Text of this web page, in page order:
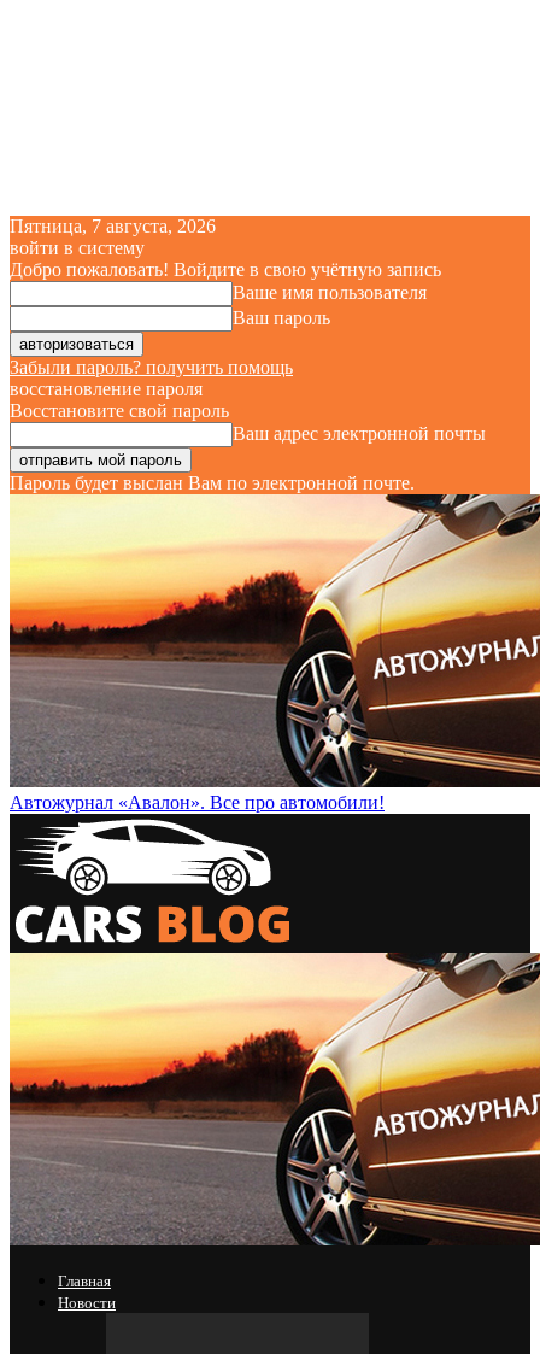
Пятница, 7 августа, 2026
войти в систему
Добро пожаловать! Войдите в свою учётную запись
Ваше имя пользователя
Ваш пароль
Забыли пароль? получить помощь
восстановление пароля
Восстановите свой пароль
Ваш адрес электронной почты
Пароль будет выслан Вам по электронной почте.
Автожурнал «Авалон». Все про автомобили!
Главная
Новости